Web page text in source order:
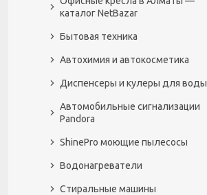
каталог NetBazar
Бытовая техника
Автохимия и автокосметика
Диспенсеры и кулеры для воды
Автомобильные сигнализации
Pandora
ShinePro моющие пылесосы
Водонагреватели
Стиральные машины